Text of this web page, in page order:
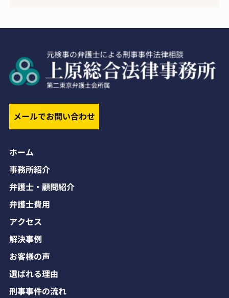
メールでお問い合わせ
ホーム
事務所紹介
弁護士・顧問紹介
弁護士費用
アクセス
解決事例
お客様の声
選ばれる理由
刑事事件の流れ